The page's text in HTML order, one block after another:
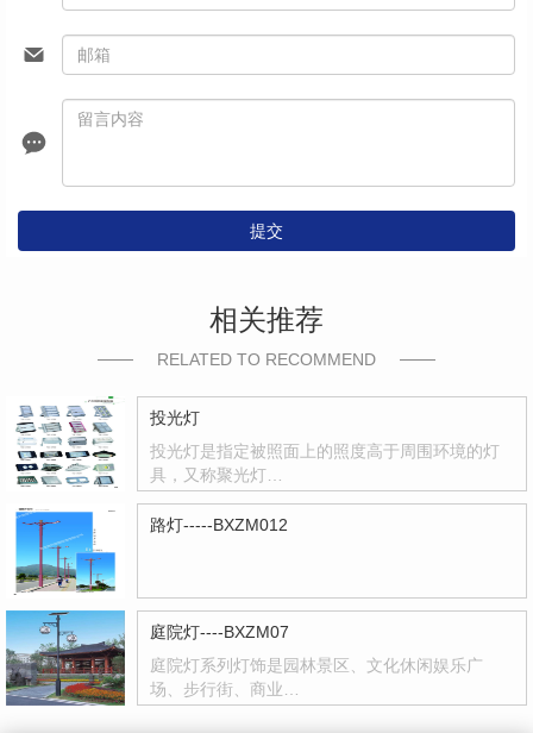
提交
相关推荐
RELATED TO RECOMMEND
投光灯
投光灯是指定被照面上的照度高于周围环境的灯
具，又称聚光灯…
路灯-----BXZM012
庭院灯----BXZM07
庭院灯系列灯饰是园林景区、文化休闲娱乐广
场、步行街、商业…